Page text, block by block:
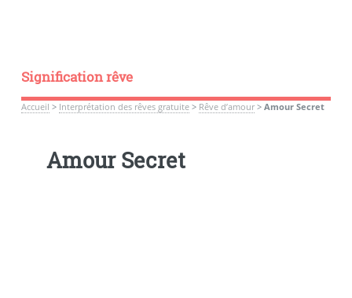
Signification rêve
Accueil > Interprétation des rêves gratuite> Rêve d’amour> Amour Secret
Amour Secret